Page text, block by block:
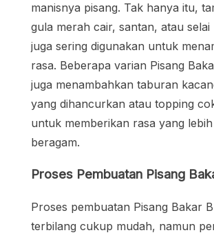
manisnya pisang. Tak hanya itu,
gula merah cair, santan, atau selai
juga sering digunakan untuk
rasa. Beberapa varian Pisang
juga menambahkan taburan
yang dihancurkan atau topping
untuk memberikan rasa yang lebih
beragam.
Proses Pembuatan Pisang
Proses pembuatan Pisang Bakar
terbilang cukup mudah, namun